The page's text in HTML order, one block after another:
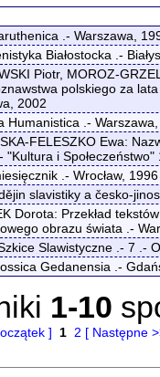
.- Warszawa,
Białostocka .-
Piotr, MOROZ-
polskiego za
2002
Humanistica .-
FELESZKO Ewa:
"Kultura i Społeczeństwo"
.- Wrocław, 1996
slavistiky a česko-
Dorota: Przekład
obrazu świata .-
Slawistyczne .- 7 .-
Gedanensia .-
1-10
] 1 2 [ Następne